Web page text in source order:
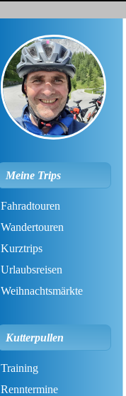
Fahradtouren
Wandertouren
Kurztrips
Urlaubsreisen
Weihnachtsmärkte
Training
Renntermine
Kutterpullen
Meine Trips